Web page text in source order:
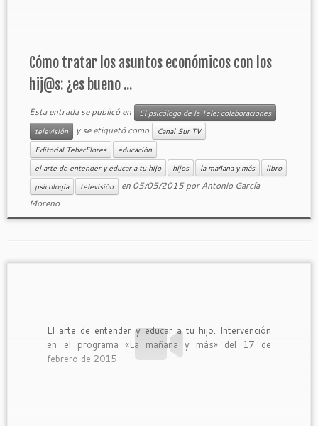
Cómo tratar los asuntos económicos con los
hij@s: ¿es bueno ...
Esta entrada se publicó en
El psicólogo de la Tele: colaboraciones
televisión
y se etiquetó como
Canal Sur TV
Editorial TebarFlores
educación
el arte de entender y educar a tu hijo
hijos la mañana y más
libro
psicología
televisión en 05/05/2015 porAntonio García
Moreno
El arte de entender y educar a tu hijo. Intervención
en el programa «La mañana y más» del 17 de
febrero de 2015